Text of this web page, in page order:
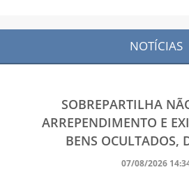
NOTÍCIAS
SOBREPARTILHA
ARREPENDIMENTO E
BENS OCULTADOS,
07/08/2026